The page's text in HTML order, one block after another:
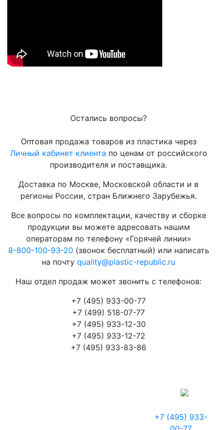
Остались вопросы?
Оптовая продажа товаров из пластика через
Личный кабинет клиента по ценам от российского
производителя и поставщика.
Доставка по Москве, Московской области и в
регионы России, стран Ближнего Зарубежья.
Все вопросы по комплектации, качеству и сборке
продукции вы можете адресовать нашим
операторам по телефону «Горячей линии»
8-800-100-93-20 (звонок бесплатный) или написать
на почту quality@plastic-republic.ru
Наш отдел продаж может звонить с телефонов:
+7 (495) 933-00-77
+7 (499) 518-07-77
+7 (495) 933-12-30
+7 (495) 933-12-72
+7 (495) 933-83-86
+7 (495) 933-